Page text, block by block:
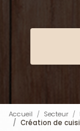
Accueil Secteur
Création de